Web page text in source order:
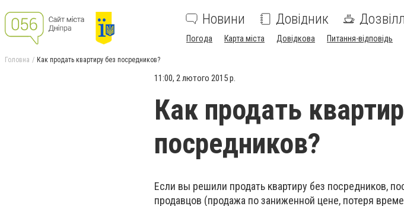
Новини Довідник
Погода Карта міста Довідкова Питання-відповідь
Головна Как продать квартиру без посредников?
11:00, 2 лютого 2015 р.
Как продать
посредников?
Если вы решили продать квартиру без посредников,
продавцов (продажа по заниженной цене, потеря